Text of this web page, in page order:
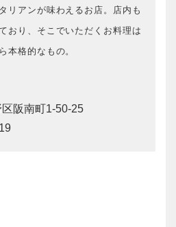
リアンが味わえるお店。店内も
おり、そこでいただくお料理は
本格的なもの。
阪南町1-50-25